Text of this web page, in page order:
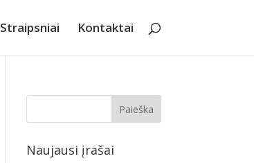
Straipsniai Kontaktai
Naujausi įrašai